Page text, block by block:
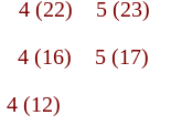
4 (22) 5 (23)
4 (16) 5 (17)
4 (12)